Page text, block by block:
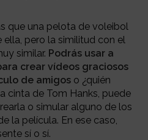
que una pelota de voleibol
pero la similitud con el
similar. Podrás usar a
crear vídeos graciosos
de amigoso ¿quién
cinta de Tom Hanks, puede
o simular alguno de los
la película. En ese caso,
sí o sí.